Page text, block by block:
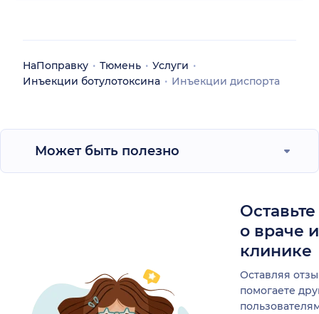
НаПоправку Тюмень
Услуги
Инъекции ботулотоксина
Инъекции диспорта
Может быть полезно
о враче
клинике
Оставляя
помогаете